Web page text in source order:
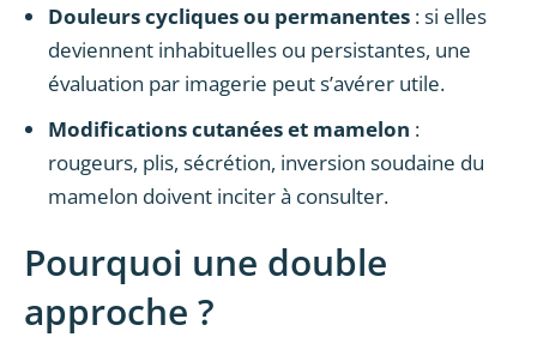
Douleurs cycliques ou permanentes : si elles
deviennent inhabituelles ou persistantes, une
évaluation par imagerie peut s’avérer utile.
Modifications cutanées et mamelon :
rougeurs, plis, sécrétion, inversion soudaine du
mamelon doivent inciter à consulter.
Pourquoi une double
approche ?